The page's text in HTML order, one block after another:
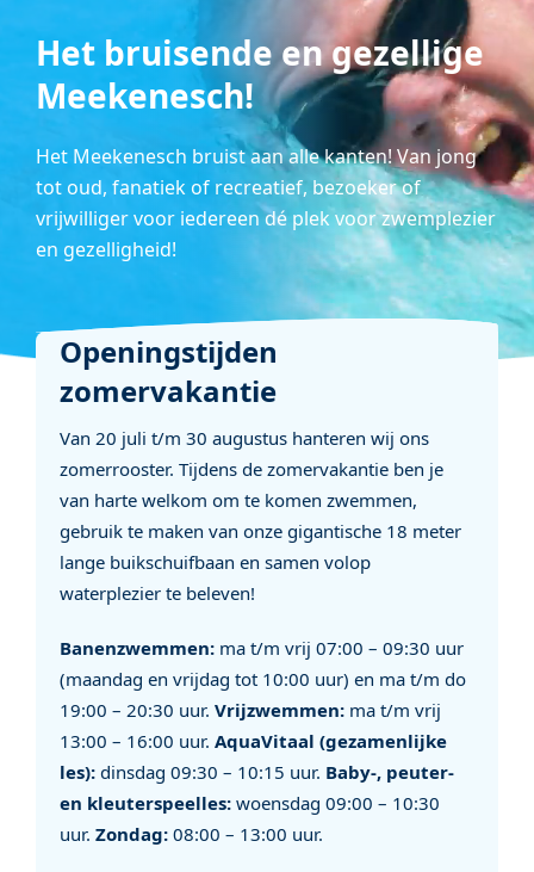
Het bruisende en gezellige
Meekenesch!
Het Meekenesch bruist aan alle kanten! Van jong
tot oud, fanatiek of recreatief, bezoeker of
vrijwilliger voor iedereen dé plek voor zwemplezier
en gezelligheid!
Openingstijden
zomervakantie
Van 20 juli t/m 30 augustus hanteren wij ons
zomerrooster. Tijdens de zomervakantie ben je
van harte welkom om te komen zwemmen,
gebruik te maken van onze gigantische 18 meter
lange buikschuifbaan en samen volop
waterplezier te beleven!
Banenzwemmen: ma t/m vrij 07:00 – 09:30 uur
(maandag en vrijdag tot 10:00 uur) en ma t/m do
19:00 – 20:30 uur. Vrijzwemmen: ma t/m vrij
13:00 – 16:00 uur. AquaVitaal (gezamenlijke
les): dinsdag 09:30 – 10:15 uur. Baby-, peuter-
en kleuterspeelles: woensdag 09:00 – 10:30
uur. Zondag: 08:00 – 13:00 uur.